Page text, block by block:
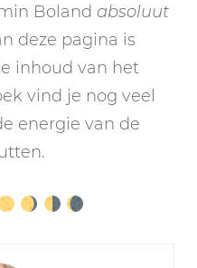
Boland absoluut
deze pagina is
inhoud van het
vind je nog veel
energie van de